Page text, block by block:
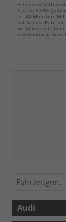
Bei einem
Zins ab 5,99%
bis 84 Monaten. Mit
mit Schluss-Rate
wir berechnen
unverbindliche
Fahrzeugnr.
Audi